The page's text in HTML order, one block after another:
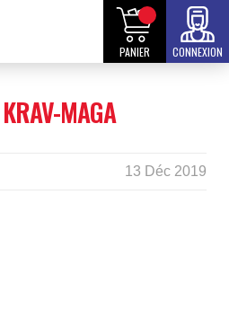
PANIER CONNEXION
MAGA
13 Déc 2019